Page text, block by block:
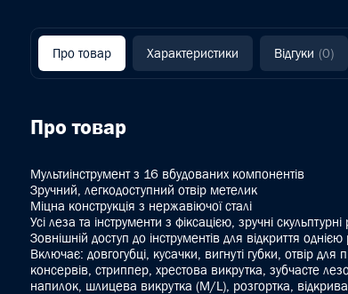
Про товар Характеристики Відгуки (0)
Про товар
Мультиінструмент з 16 вбудованих компонентів
Зручний, легкодоступний отвір метелик
Міцна конструкція з нержавіючої сталі
Усі леза та інструменти з фіксацією, зручні скульптурні
Зовнішній доступ до інструментів для відкриття
Включає: довгогубці, кусачки, вигнуті губки, отвір для
консервів, стриппер, хрестова викрутка, зубчасте
напилок, шлицева викрутка (M/L), розгортка,